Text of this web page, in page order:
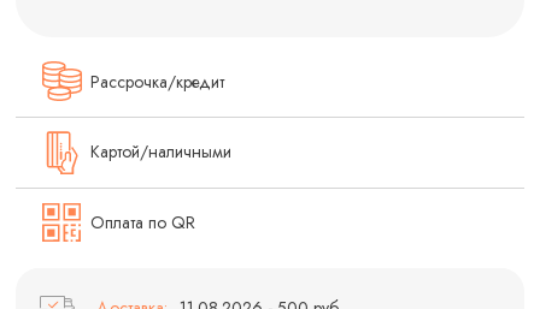
Рассрочка/кредит
Картой/наличными
Оплата по QR